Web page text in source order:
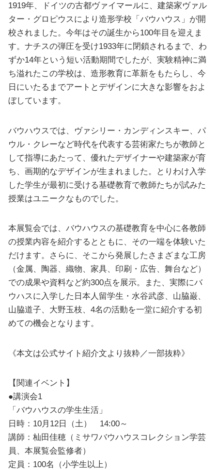
1919年、ドイツの古都ヴァイマールに、建築家ヴァル
ター・グロピウスにより造形学校「バウハウス」が開
校されました。今年はその誕生から100年目を迎えま
す。ナチスの弾圧を受け1933年に閉鎖されるまで、わ
ずか14年という短い活動期間でしたが、実験精神に満
ち溢れたこの学校は、造形教育に革新をもたらし、今
日にいたるまでアートとデザインに大きな影響をおよ
ぼしています。
バウハウスでは、ヴァシリー・カンディンスキー、パ
ウル・クレーなど時代を代表する芸術家たちが教師と
して指導にあたって、優れたデザイナーや建築家が育
ち、画期的なデザインが生まれました。とりわけ入学
した学生が最初に受ける基礎教育で教師たちが試みた
授業はユニークなものでした。
本展覧会では、バウハウスの基礎教育を中心に各教師
の授業内容を紹介するとともに、その一端を体験いた
だけます。さらに、そこから発展したさまざまな工房
（金属、陶器、織物、家具、印刷・広告、舞台など）
での成果や資料など約300点を展示。また、実際にバ
ウハスに入学した日本人留学生・水谷武彦、山脇巌、
山脇道子、大野玉枝、4名の活動を一堂に紹介する初
めての機会となります。
《本文は公式サイト紹介文より抜粋／一部抜粋》
【関連イベント】
●講演会1
「バウハウスの学生生活」
日時：10月12日（土） 14:00～
講師：杣田佳穂（ミサワバウハウスコレクション学芸
員、本展覧会監修者）
定員：100名（小学生以上）